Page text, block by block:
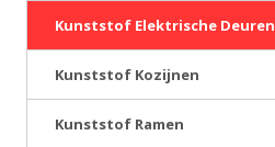
Kunststof Elektrische Deuren
Kunststof Kozijnen
Kunststof Ramen